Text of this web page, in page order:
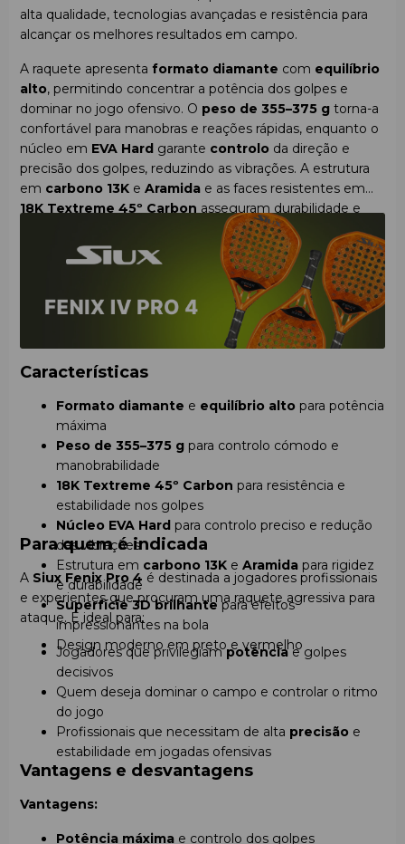
alta qualidade, tecnologias avançadas e resistência para
alcançar os melhores resultados em campo.
A raquete apresenta formato diamante com equilíbrio
alto, permitindo concentrar a potência dos golpes e
dominar no jogo ofensivo. O peso de 355–375 g torna-a
confortável para manobras e reações rápidas, enquanto o
núcleo em EVA Hard garante controlo da direção e
precisão dos golpes, reduzindo as vibrações. A estrutura
em carbono 13K e Aramida e as faces resistentes em
18K Textreme 45º Carbon asseguram durabilidade e
estabilidade, enquanto a superfície3D brilhante
melhora
os efeitos na bola. A espessura da raquete é ideal para
combinarpotência econtrolo .
Características
Formato diamante e equilíbrio alto para potência
máxima
Peso de 355–375 g para controlo cómodo e
manobrabilidade
18K Textreme 45º Carbon para resistência e
estabilidade nos golpes
Núcleo EVA Hard para controlo preciso e redução
das vibrações
Estrutura em carbono 13K e Aramida para rigidez
e durabilidade
Superfície 3D brilhante para efeitos
impressionantes na bola
Design moderno em preto e vermelho
Para quem é indicada
A Siux Fenix Pro 4 é destinada a jogadores profissionais
e experientes que procuram uma raquete agressiva para
ataque. É ideal para:
Jogadores que privilegiampotência e golpes
decisivos
Quem deseja dominar o campo e controlar o ritmo
do jogo
Profissionais que necessitam de alta precisão e
estabilidade em jogadas ofensivas
Vantagens e desvantagens
Vantagens:
Potência máxima e controlo dos golpes